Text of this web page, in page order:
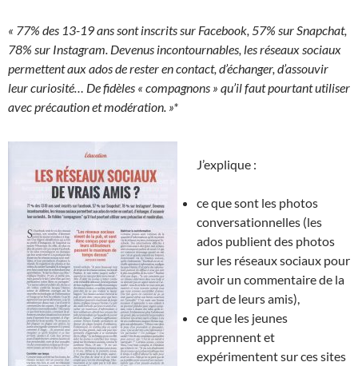
« 77% des 13-19 ans sont inscrits sur Facebook, 57% sur Snapchat,
78% sur Instagram. Devenus incontournables, les réseaux sociaux
permettent aux ados de rester en contact, d’échanger, d’assouvir
leur curiosité… De fidèles « compagnons » qu’il faut pourtant utiliser
avec précaution et modération. »*
J’explique :
ce que sont les photos
conversationnelles (les
ados publient des photos
sur les réseaux sociaux pour
avoir un commentaire de la
part de leurs amis),
ce que les jeunes
apprennent et
expérimentent sur ces sites